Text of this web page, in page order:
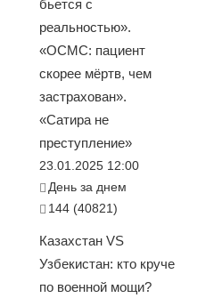
бьется с
реальностью».
«ОСМС: пациент
скорее мёртв, чем
застрахован».
«Сатира не
преступление»
23.01.2025 12:00
День за днем
144 (40821)
Казахстан VS
Узбекистан: кто круче
по военной мощи?